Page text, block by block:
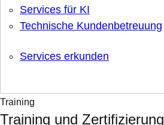
Services für KI
Technische Kundenbetreuung
Services erkunden
Training
Training und Zertifizierung